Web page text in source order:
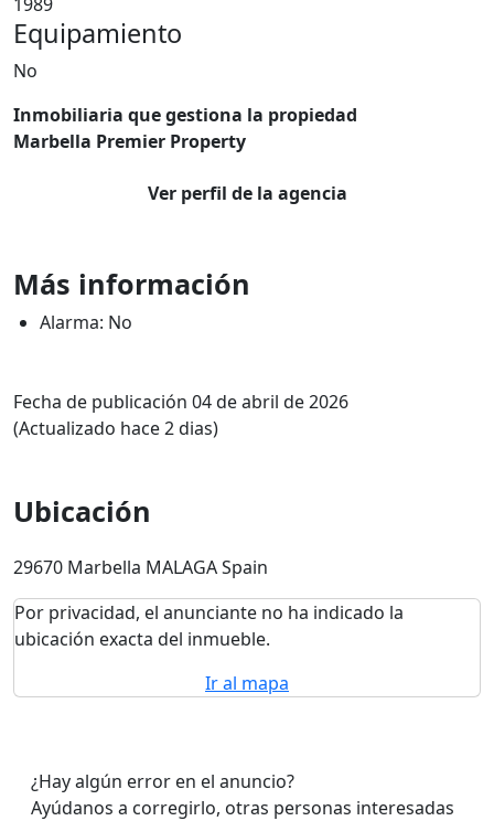
Equipamiento
No
Inmobiliaria que gestiona la propiedad
Marbella Premier Property
Ver perfil de la agencia
Más información
Alarma: No
Fecha de publicación 04 de abril de 2026
(Actualizado hace 2 dias)
Ubicación
29670 Marbella MALAGA Spain
Por privacidad, el anunciante no ha indicado la
ubicación exacta del inmueble.
Ir al mapa
¿Hay algún error en el anuncio?
Ayúdanos a corregirlo, otras personas interesadas